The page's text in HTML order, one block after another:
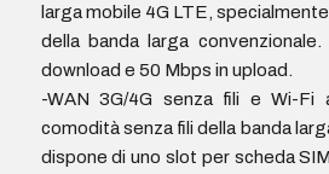
larga mobile 4G LTE,
della banda larga
download e 50 Mbps in upload.
-WAN 3G/4G senza fili e Wi-
comodità senza fili della banda
dispone di uno slot per scheda